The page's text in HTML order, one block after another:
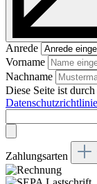
Anrede
Vorname
Nachname
Diese Seite ist
Datenschutzrichtlinie
Zahlungsarten